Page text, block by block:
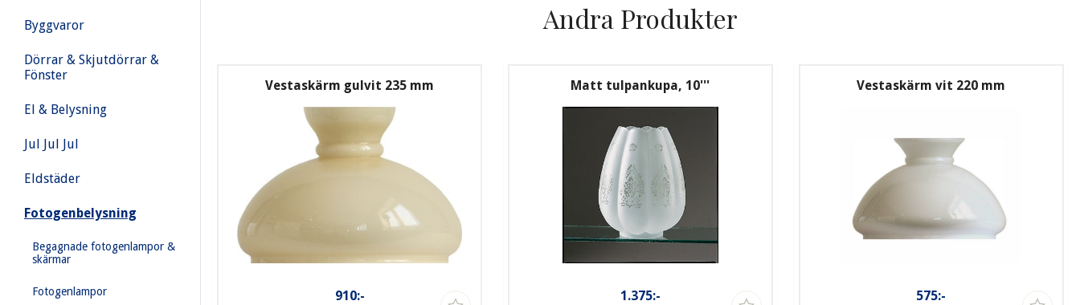
Byggvaror
Dörrar & Skjutdörrar &
Fönster
El & Belysning
Jul Jul Jul
Eldstäder
Fotogenbelysning
Begagnade fotogenlampor &
skärmar
Fotogenlampor
Andra Produkter
Vestaskärm gulvit 235 mm
910:-
Matt tulpankupa, 10'''
1.375:-
Vestaskärm vit 220 mm
575:-